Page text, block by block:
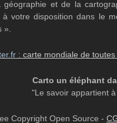
et de la
votre disposition dans le
: carte mondiale de
Carto un éléphant
"Le savoir appartient
Copyright Open Source -